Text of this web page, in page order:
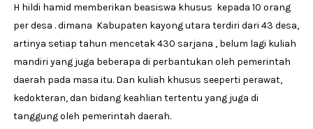
H hildi hamid memberikan beasiswa khusus kepada 10 orang
per desa . dimana Kabupaten kayong utara terdiri dari 43 desa,
artinya setiap tahun mencetak 430 sarjana , belum lagi kuliah
mandiri yang juga beberapa di perbantukan oleh pemerintah
daerah pada masa itu. Dan kuliah khusus seeperti perawat,
kedokteran, dan bidang keahlian tertentu yang juga di
tanggung oleh pemerintah daerah.